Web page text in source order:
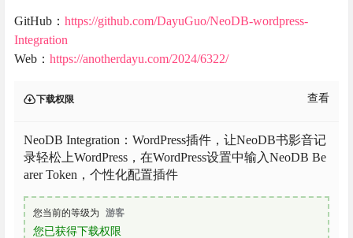
GitHub： https://github.com/DayuGuo/NeoDB-wordpress-
Integration
Web： https://anotherdayu.com/2024/6322/
下载权限 查看
NeoDB Integration：WordPress插件，让NeoDB书影音记
录轻松上WordPress，在WordPress设置中输入NeoDB Be
arer Token，个性化配置插件
您当前的等级为 游客
您已获得下载权限